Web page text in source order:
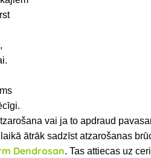
vai ja to apdraud
ātrāk sadzīst atzarošanas
Dendrosan. Tas attiecas uz